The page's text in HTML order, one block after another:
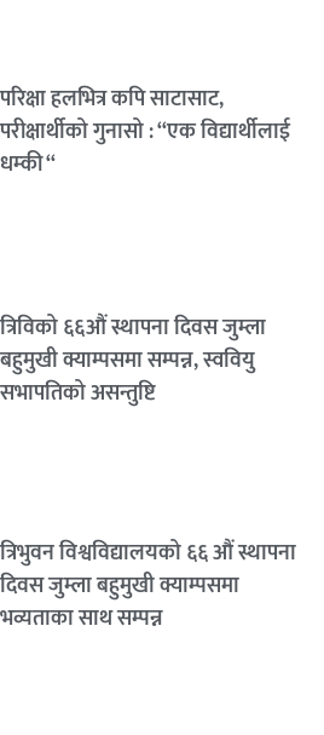
परिक्षा हलभित्र कपि साटासाट,
परीक्षार्थीको गुनासो : “एक विद्यार्थीलाई
धम्की “
त्रिविको ६६औं स्थापना दिवस जुम्ला
बहुमुखी क्याम्पसमा सम्पन्न, स्ववियु
सभापतिको असन्तुष्टि
त्रिभुवन विश्वविद्यालयको ६६ औं स्थापना
दिवस जुम्ला बहुमुखी क्याम्पसमा
भव्यताका साथ सम्पन्न